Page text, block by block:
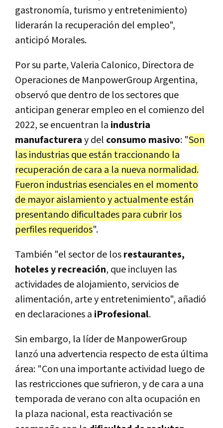
gastronomía, turismo y entretenimiento)
liderarán la recuperación del empleo",
anticipó Morales.
Por su parte, Valeria Calonico, Directora de
Operaciones de ManpowerGroup Argentina,
observó que dentro de los sectores que
anticipan generar empleo en el comienzo del
2022, se encuentran la industria
manufactureray del consumo masivo: "Son
las industrias que están traccionando la
recuperación de cara a la nueva normalidad.
Fueron industrias esenciales en el momento
de mayor aislamiento y actualmente están
presentando dificultades para cubrir los
perfiles requeridos".
También "el sector de losrestaurantes,
hoteles y recreación, que incluyen las
actividades de alojamiento, servicios de
alimentación, arte y entretenimiento", añadió
en declaraciones a iProfesional.
Sin embargo, la líder de ManpowerGroup
lanzó una advertencia respecto de esta última
área: "Con una importante actividad luego de
las restricciones que sufrieron, y de cara a una
temporada de verano con alta ocupación en
la plaza nacional, esta reactivación se